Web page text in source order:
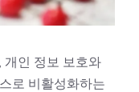
개인 정보 보호와
로 비활성화하는